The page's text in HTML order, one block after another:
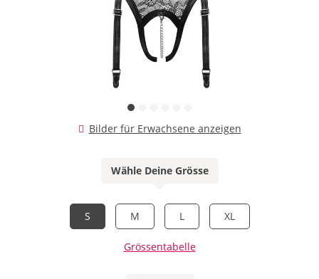
Bilder für Erwachsene anzeigen
Wähle Deine Grösse
S M L XL
Grössentabelle